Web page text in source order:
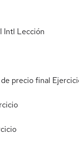
Intl Lección
precio final